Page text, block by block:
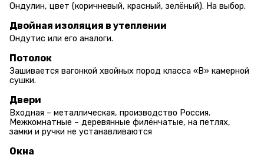
Ондулин, цвет (коричневый, красный, зелёный). На выбор.
Двойная изоляция в утеплении
Ондутис или его аналоги.
Потолок
Зашивается вагонкой хвойных пород класса «В» камерной
сушки.
Двери
Входная – металлическая, производство Россия.
Межкомнатные – деревянные филёнчатые, на петлях,
замки и ручки не устанавливаются
Окна